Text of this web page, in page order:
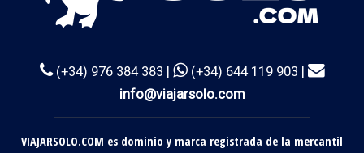
(+34) 976 384 383 |
(+34) 644 119 903 |
info@viajarsolo.com
VIAJARSOLO.COM es dominio y marca registrada de la mercantil